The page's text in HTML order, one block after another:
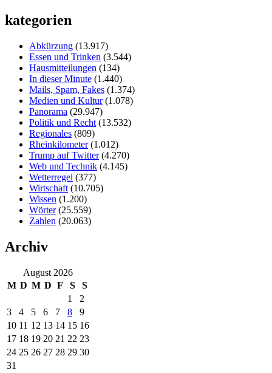
kategorien
Abkürzung (13.917)
Essen und Trinken (3.544)
Hausmitteilungen (134)
In dieser Minute (1.440)
Mails, Spam, Fakes (1.374)
Medien und Kultur(1.078)
Panorama (29.947)
Politik und Recht (13.532)
Regionales (809)
Rheinkilometer(1.012)
Trump auf Twitter(4.270)
Web und Technik (4.145)
Wetterregel (377)
Wirtschaft (10.705)
Wissen (1.200)
Wörter(25.559)
Zahlen (20.063)
Archiv
August 2026
M D M D F S
S
1
2
3
4 5 6 7 8
9
10 11 12 13 14 15 16
17 18 19 20 21 22 23
24 25 26 27 28 29 30
31